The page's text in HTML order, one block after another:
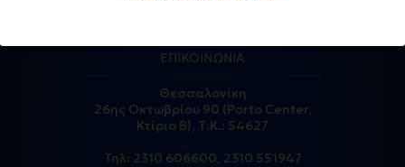
ΕΠΙΚΟΙΝΩΝΙΑ
Θεσσαλονίκη
26ης Οκτωβρίου 90 (Porto Center,
Κτίριο Β), Τ.Κ.: 54627
Τηλ: 2310 606600, 2310 551947